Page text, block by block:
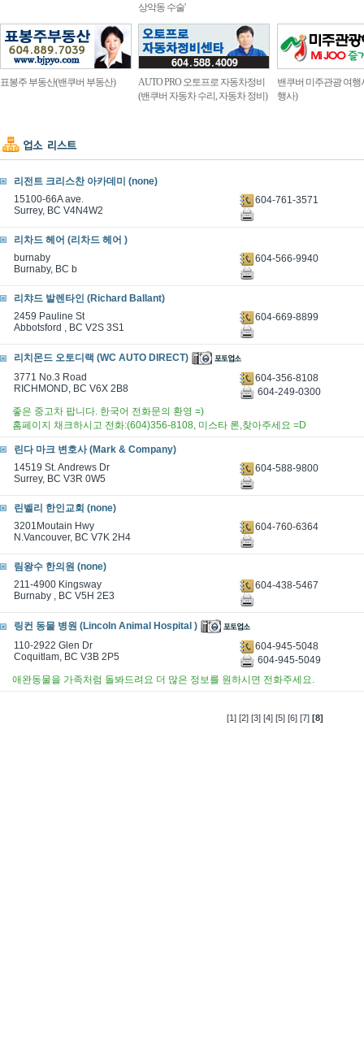
상악동 수술'
표봉주 부동산(밴쿠버 부동산)
AUTO PRO 오토프로 자동차정비
(밴쿠버 자동차 수리, 자동차 정비)
밴쿠버 미주관광 여행
행사)
리전트 크리스찬 아카데미 (none)
15100-66A ave.
Surrey, BC V4N4W2
604-761-3571
리차드 헤어 (리차드 헤어 )
burnaby
Burnaby, BC b
604-566-9940
리챠드 발렌타인 (Richard Ballant)
2459 Pauline St
Abbotsford , BC V2S 3S1
604-669-8899
리치몬드 오토디랙 (WC AUTO DIRECT)
3771 No.3 Road
RICHMOND, BC V6X 2B8
604-356-8108
604-249-0300
좋은 중고차 팝니다. 한국어 전화문의 환영 =)
홈페이지 채크하시고 전화:(604)356-8108, 미스타 론,찾아주세요 =D
린다 마크 변호사 (Mark & Company)
14519 St. Andrews Dr
Surrey, BC V3R 0W5
604-588-9800
린벨리 한인교회 (none)
3201Moutain Hwy
N.Vancouver, BC V7K 2H4
604-760-6364
림왕수 한의원 (none)
211-4900 Kingsway
Burnaby , BC V5H 2E3
604-438-5467
링컨 동물 병원 (Lincoln Animal Hospital )
110-2922 Glen Dr
Coquitlam, BC V3B 2P5
604-945-5048
604-945-5049
애완동물을 가족처럼 돌봐드려요 더 많은 정보를 원하시면 전화주세요.
[1] [2] [3] [4] [5] [6] [7] [8]